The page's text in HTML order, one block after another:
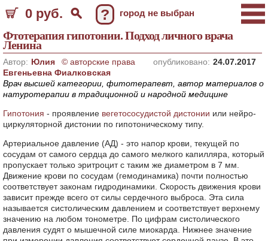
0 руб. ? город не выбран
Фтотерапия гипотонии. Подход личного врача
Ленина
опубликовано: 24.07.2017
© авторские права
Автор: Юлия
Евгеньевна Фиалковская
Врач высшей категории, фитотерапевт, автор материалов о
натуротерапии в традиционной и народной медицине
Гипотония - проявление вегетососудистой дистонии или нейро-
циркуляторной дистонии по гипотоническому типу.
Артериальное давление (АД) - это напор крови, текущей по
сосудам от самого сердца до самого мелкого капилляра, который
пропускает только эритроцит с таким же диаметром в 7 мм.
Движение крови по сосудам (гемодинамика) почти полностью
соответствует законам гидродинамики. Скорость движения крови
зависит прежде всего от силы сердечного выброса. Эта сила
называется систолическим давлением и соответствует верхнему
значению на любом тонометре. По цифрам систолического
давления судят о мышечной силе миокарда. Нижнее значение